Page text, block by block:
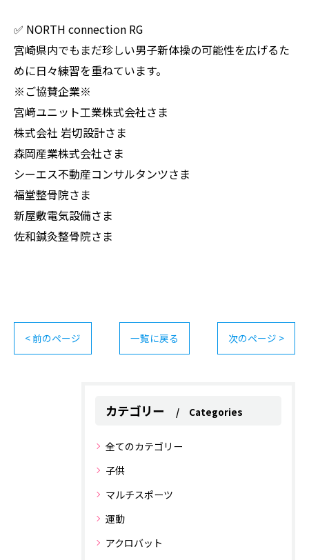
✅ NORTH connection RG
宮崎県内でもまだ珍しい男子新体操の可能性を広げるた
めに日々練習を重ねています。
※ご協賛企業※
宮﨑ユニット工業株式会社さま
株式会社 岩切設計さま
森岡産業株式会社さま
シーエス不動産コンサルタンツさま
福堂整骨院さま
新屋敷電気設備さま
佐和鍼灸整骨院さま
< 前のページ 一覧に戻る 次のページ >
カテゴリー Categories
全てのカテゴリー
子供
マルチスポーツ
運動
アクロバット